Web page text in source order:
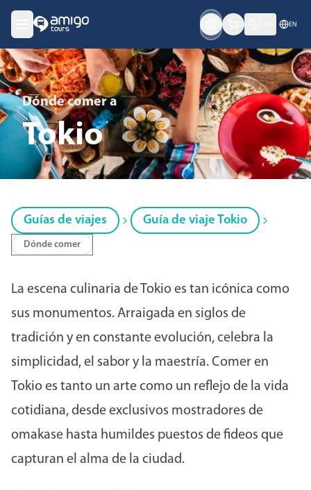
EN
Dónde comer a
Tokio
Guías de viajes Guía de viaje Tokio
Dónde comer
La escena culinaria de Tokio es tan icónica como
sus monumentos. Arraigada en siglos de
tradición y en constante evolución, celebra la
simplicidad, el sabor y la maestría. Comer en
Tokio es tanto un arte como un reflejo de la vida
cotidiana, desde exclusivos mostradores de
omakase hasta humildes puestos de fideos que
capturan el alma de la ciudad.